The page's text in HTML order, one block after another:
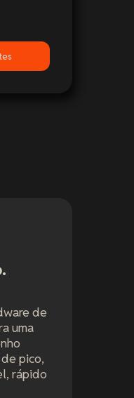
de
uma
pico,
rápido